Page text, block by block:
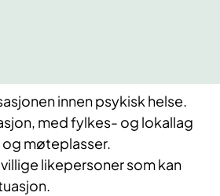
innen psykisk helse.
med fylkes- og lokallag
møteplasser.
likepersoner som kan